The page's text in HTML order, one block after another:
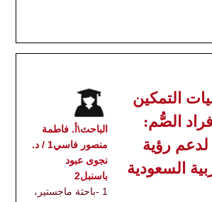
الباحث\أ. فاطمة
منصور فاسي1 / د.
نجوى عبود
باسنبل2
1 -باحثة ماجستير،
التمكين
الصُّم:
رؤية
السعودية